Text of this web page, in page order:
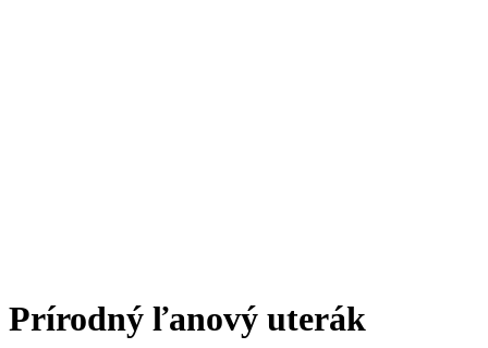
Prírodný ľanový uterák